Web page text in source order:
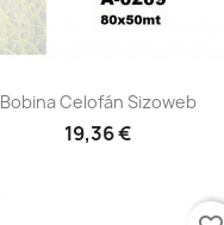
Bobina Celofán Sizoweb
19,36 €